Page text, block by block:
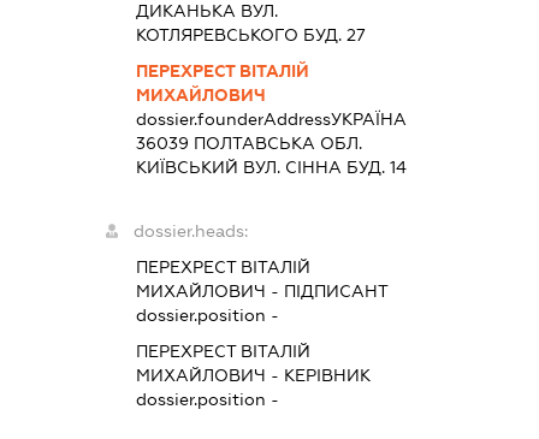
ДИКАНЬКА ВУЛ.
КОТЛЯРЕВСЬКОГО БУД. 27
ПЕРЕХРЕСТ ВІТАЛІЙ
МИХАЙЛОВИЧ
dossier.founderAddressУКРАЇНА
36039 ПОЛТАВСЬКА ОБЛ.
КИЇВСЬКИЙ ВУЛ. СІННА БУД. 14
dossier.heads:
ПЕРЕХРЕСТ ВІТАЛІЙ
МИХАЙЛОВИЧ - ПІДПИСАНТ
dossier.position -
ПЕРЕХРЕСТ ВІТАЛІЙ
МИХАЙЛОВИЧ - КЕРІВНИК
dossier.position -